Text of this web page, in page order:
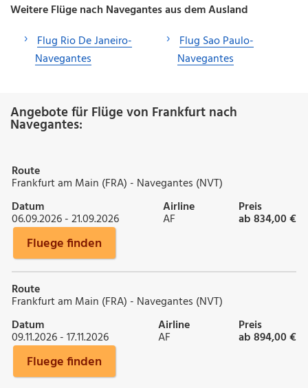
Weitere Flüge nach Navegantes aus dem Ausland
Flug Rio De Janeiro-
Navegantes
Flug Sao Paulo-
Navegantes
Angebote für Flüge von Frankfurt nach
Navegantes:
Route
Frankfurt am Main (FRA) - Navegantes (NVT)
Datum
06.09.2026 - 21.09.2026
Airline
AF
Preis
ab 834,00 €
Fluege finden
Route
Frankfurt am Main (FRA) - Navegantes (NVT)
Datum
09.11.2026 - 17.11.2026
Airline
AF
Preis
ab 894,00 €
Fluege finden